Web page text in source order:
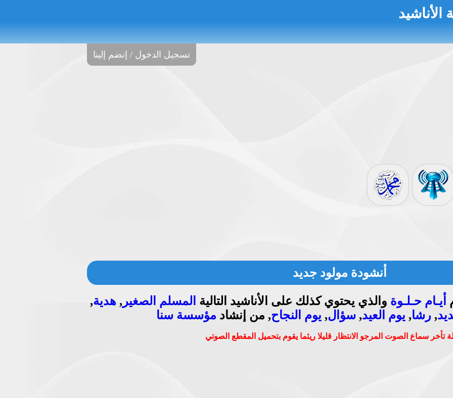
تسجيل الدخول / إنضم إلينا
أنشودة مولود جديد
أيـام حـلـوة والذي يحتوي كذلك على الأناشيد التالية المسلم الصغير , هدية,
, رشا, يوم العيد, سؤال, يوم النجاح, من إنشاد مؤسسة سنا
تأخر سماع الصوت المرجو الانتظار قليلا ريثما يقوم بتحميل المقطع الصوتي